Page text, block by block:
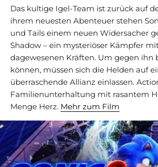
Das kultige Igel-Team ist zurück auf
ihrem neuesten Abenteuer stehen
und Tails einem neuen Widersacher
Shadow – ein mysteriöser Kämpfer
dagewesenen Kräften. Um gegen ihn
können, müssen sich die Helden auf
überraschende Allianz einlassen.
Familienunterhaltung mit rasantem
Menge Herz. Mehr zum Film